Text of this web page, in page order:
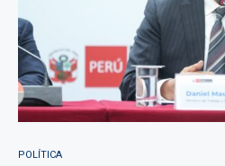
POLÍTICA